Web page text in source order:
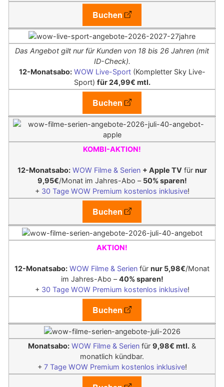
Buchen
Das Angebot gilt nur für Kunden von 18 bis 26 Jahren (mit
ID-Check).
12-Monatsabo: WOW Live-Sport(Kompletter Sky Live-
Sport) für 24,99€ mtl.
Buchen
KOMBI-AKTION!
12-Monatsabo: WOW Filme & Serien + Apple TVfür nur
9,95€/Monat im Jahres-Abo – 50% sparen!
+ 30 Tage WOW Premium kostenlos inklusive!
Buchen
AKTION!
12-Monatsabo: WOW Filme & Serien für nur 5,98€/Monat
im Jahres-Abo –40% sparen!
+ 30 Tage WOW Premium kostenlos inklusive!
Buchen
Monatsabo: WOW Filme & Serien für 9,98€ mtl. &
monatlich kündbar.
+ 7 Tage WOW Premium kostenlos inklusive!